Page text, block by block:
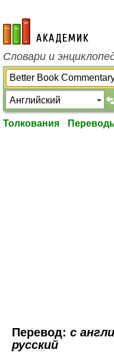
academic.ru
Словари и
Толкования
Перевод: с
русский